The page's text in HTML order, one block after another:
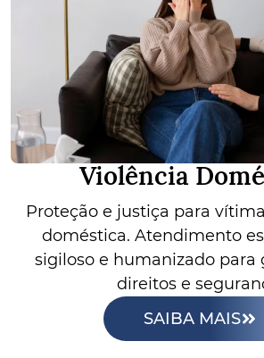
Violência
Proteção e justiça para
doméstica. Atendimento
sigiloso e humanizado para
direitos e
SAIBA MAIS